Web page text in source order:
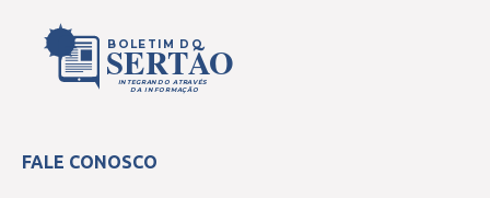
BOLETIM DO
SERTÃO
INTEGRANDO ATRAVÉS
DA INFORMAÇÃO
FALE CONOSCO